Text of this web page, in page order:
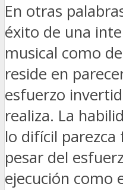
En otras
éxito de una
musical como
reside en
esfuerzo
realiza. La
lo difícil parezca
pesar del
ejecución como